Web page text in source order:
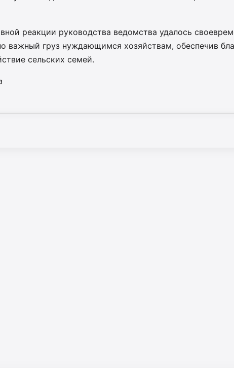
реакции руководства ведомства удалось
важный груз нуждающимся хозяйствам, обеспечив
сельских семей.